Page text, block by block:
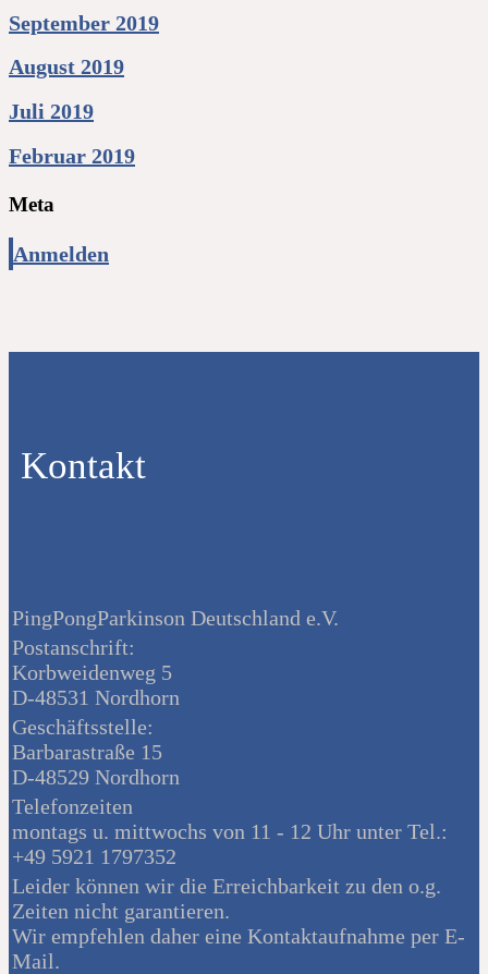
September 2019
August 2019
Juli 2019
Februar 2019
Meta
Anmelden
Kontakt
PingPongParkinson Deutschland e.V.
Postanschrift:
Korbweidenweg 5
D-48531 Nordhorn
Geschäftsstelle:
Barbarastraße 15
D-48529 Nordhorn
Telefonzeiten
montags u. mittwochs von 11 - 12 Uhr unter Tel.:
+49 5921 1797352
Leider können wir die Erreichbarkeit zu den o.g.
Zeiten nicht garantieren.
Wir empfehlen daher eine Kontaktaufnahme per E-
Mail.